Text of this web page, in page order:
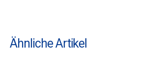
Ähnliche Artikel